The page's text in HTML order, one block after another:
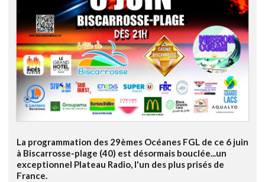
La programmation des 29èmes Océanes FGL de ce 6 juin
à Biscarrosse-plage (40) est désormais bouclée...un
exceptionnel Plateau Radio, l'un des plus prisés de
France.